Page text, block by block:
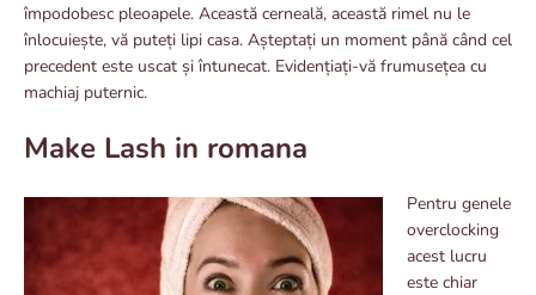
împodobesc pleoapele. Această cerneală, această rimel nu le
înlocuiește, vă puteți lipi casa. Așteptați un moment până când cel
precedent este uscat și întunecat. Evidențiați-vă frumusețea cu
machiaj puternic.
Make Lash in romana
Pentru genele
overclocking
acest lucru
este chiar